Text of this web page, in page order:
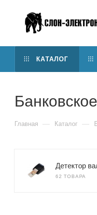
КАТАЛОГ
Главная — Каталог —
Детектор
62 ТОВАРА